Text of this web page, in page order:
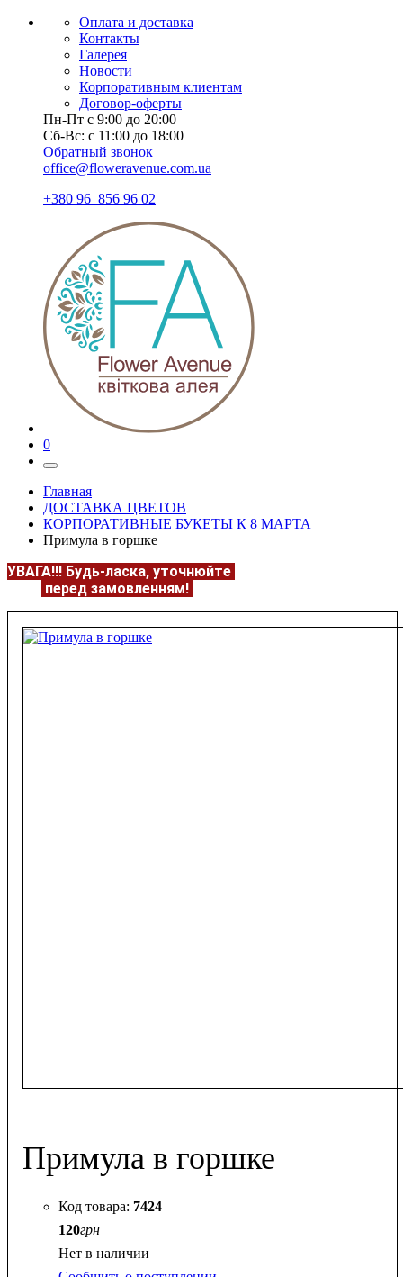
Оплата и доставка
Контакты
Галерея
Новости
Корпоративным клиентам
Договор-оферты
Пн-Пт с 9:00 до 20:00
Сб-Вс: с 11:00 до 18:00
Обратный звонок
office@floweravenue.com.ua
+380 96 856 96 02
0
Главная
ДОСТАВКА ЦВЕТОВ
КОРПОРАТИВНЫЕ БУКЕТЫ К 8 МАРТА
Примула в горшке
УВАГА!!! Будь-ласка, уточнюйте
перед замовленням!
Примула в горшке
7424
120грн
Нет в наличии